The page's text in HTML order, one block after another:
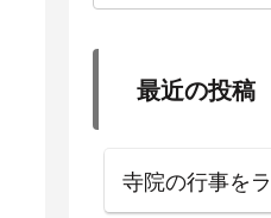
最近の投稿
寺院の行事を